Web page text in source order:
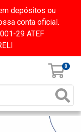
depósitos ou
conta oficial.
29 ATEF
0